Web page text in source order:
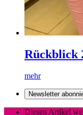
Rückblick
mehr
Newsletter
Diesen Artikel